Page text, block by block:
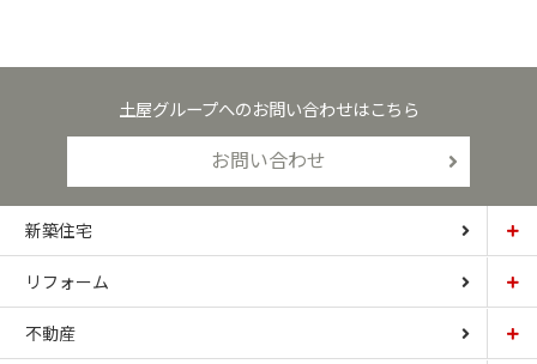
土屋グループへのお問い合わせはこちら
お問い合わせ
新築住宅
土屋ホーム
CARDINAL HOUSE
リフォーム
土屋ホームトピア
不動産